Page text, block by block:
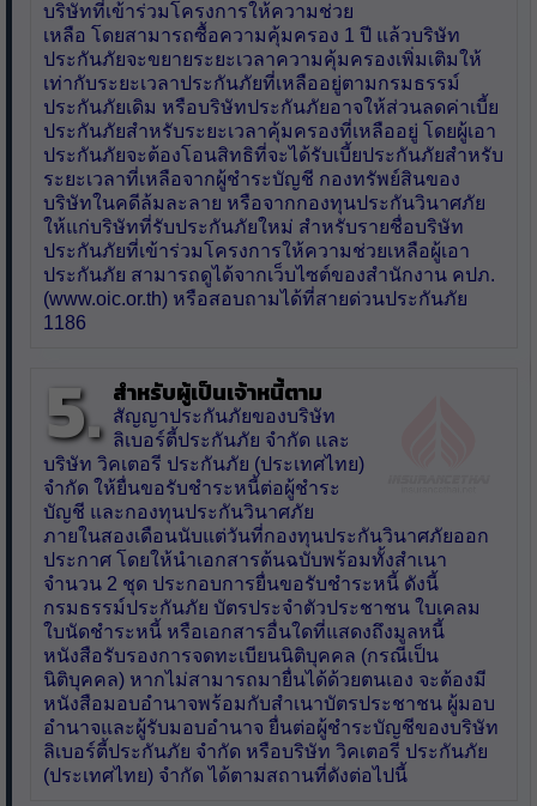
บริษัทที่เข้าร่วมโครงการให้ความช่วย
เหลือ โดยสามารถซื้อความคุ้มครอง 1 ปี แล้วบริษัท
ประกันภัยจะขยายระยะเวลาความคุ้มครองเพิ่มเติมให้
เท่ากับระยะเวลาประกันภัยที่เหลืออยู่ตามกรมธรรม์
ประกันภัยเดิม หรือบริษัทประกันภัยอาจให้ส่วนลดค่าเบี้ย
ประกันภัยสำหรับระยะเวลาคุ้มครองที่เหลืออยู่ โดยผู้เอา
ประกันภัยจะต้องโอนสิทธิที่จะได้รับเบี้ยประกันภัยสำหรับ
ระยะเวลาที่เหลือจากผู้ชำระบัญชี กองทรัพย์สินของ
บริษัทในคดีล้มละลาย หรือจากกองทุนประกันวินาศภัย
ให้แก่บริษัทที่รับประกันภัยใหม่ สำหรับรายชื่อบริษัท
ประกันภัยที่เข้าร่วมโครงการให้ความช่วยเหลือผู้เอา
ประกันภัย สามารถดูได้จากเว็บไซต์ของสำนักงาน คปภ.
(www.oic.or.th) หรือสอบถามได้ที่สายด่วนประกันภัย
1186
5. สำหรับผู้เป็นเจ้าหนี้ตาม
สัญญาประกันภัยของบริษัท
ลิเบอร์ตี้ประกันภัย จำกัด และ
บริษัท วิคเตอรี ประกันภัย (ประเทศไทย)
จำกัด ให้ยื่นขอรับชำระหนี้ต่อผู้ชำระ
บัญชี และกองทุนประกันวินาศภัย
ภายในสองเดือนนับแต่วันที่กองทุนประกันวินาศภัยออก
ประกาศ โดยให้นำเอกสารต้นฉบับพร้อมทั้งสำเนา
จำนวน 2 ชุด ประกอบการยื่นขอรับชำระหนี้ ดังนี้
กรมธรรม์ประกันภัย บัตรประจำตัวประชาชน ใบเคลม
ใบนัดชำระหนี้ หรือเอกสารอื่นใดที่แสดงถึงมูลหนี้
หนังสือรับรองการจดทะเบียนนิติบุคคล (กรณีเป็น
นิติบุคคล) หากไม่สามารถมายื่นได้ด้วยตนเอง จะต้องมี
หนังสือมอบอำนาจพร้อมกับสำเนาบัตรประชาชน ผู้มอบ
อำนาจและผู้รับมอบอำนาจ ยื่นต่อผู้ชำระบัญชีของบริษัท
ลิเบอร์ตี้ประกันภัย จำกัด หรือบริษัท วิคเตอรี ประกันภัย
(ประเทศไทย) จำกัด ได้ตามสถานที่ดังต่อไปนี้